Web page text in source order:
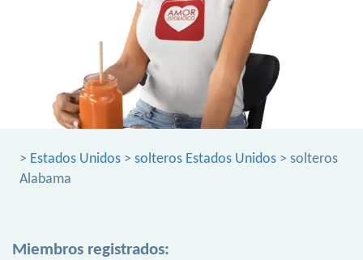
> Estados Unidos > solteros Estados Unidos > solteros
Alabama
Miembros registrados: